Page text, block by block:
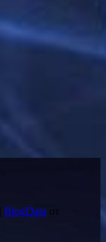
| BlogData от